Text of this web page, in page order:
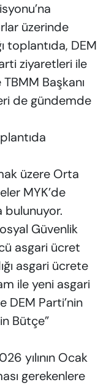
üzerinde
toplantıda, DEM
ziyaretleri ile
Başkanı
de gündemde
üzere Orta
MYK’de
bulunuyor.
Güvenlik
asgari ücret
asgari ücrete
ile yeni asgari
DEM Parti’nin
Bütçe”
yılının Ocak
gerekenlere